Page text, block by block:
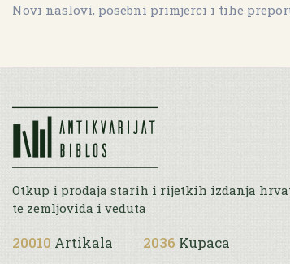
Novi naslovi, posebni primjerci i tihe
Otkup i prodaja starih i rijetkih izdanja
te zemljovida i veduta
20010 Artikala 2036 Kupaca